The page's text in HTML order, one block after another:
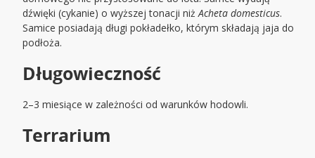
dźwięki (cykanie) o wyższej tonacji niżAcheta domesticus.
Samice posiadają długi pokładełko, którym składają jaja do
podłoża.
Długowieczność
2–3 miesiące w zależności od warunków hodowli.
Terrarium